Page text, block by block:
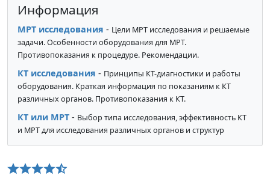
Информация
МРТ исследования - Цели МРТ исследования и решаемые
задачи. Особенности оборудования для МРТ.
Противопоказания к процедуре. Рекомендации.
КТ исследования - Принципы КТ-диагностики и работы
оборудования. Краткая информация по показаниям к КТ
различных органов. Противопоказания к КТ.
КТ или МРТ - Выбор типа исследования, эффективность КТ
и МРТ для исследования различных органов и структур